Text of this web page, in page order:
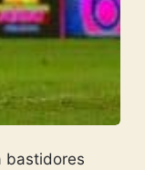
bastidores